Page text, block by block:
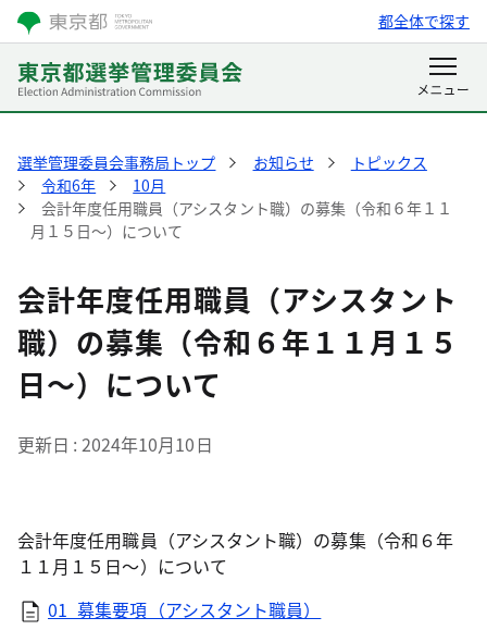
都全体で探す
選挙管理委員会事務局トップ お知らせ
トピックス
令和6年
10月
会計年度任用職員（アシスタント職）の募集（令和６年１１
月１５日～）について
会計年度任用職員（アシスタント
職）の募集（令和６年１１月１５
日～）について
更新日 2024年10月10日
会計年度任用職員（アシスタント職）の募集（令和６年
１１月１５日～）について
01_募集要項（アシスタント職員）